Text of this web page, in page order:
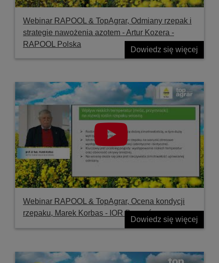
Webinar RAPOOL & TopAgrar, Odmiany rzepak i
strategie nawożenia azotem - Artur Kozera -
RAPOOL Polska
Dowiedz się więcej
Webinar RAPOOL & TopAgrar, Ocena kondycji
rzepaku, Marek Korbas - IOR Poznań
Dowiedz się więcej